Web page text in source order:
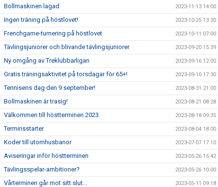
Bollmaskinen lagad 2023-11-13 14:00
Ingen träning på höstlovet! 2023-10-25 13:30
Frenchgame-turnering på höstlovet 2023-10-11 07:00
Tävlingsjuniorer och blivande tävlingsjuniorer 2023-09-20 15:39
Ny omgång av Treklubbarligan 2023-09-16 12:00
Gratis träningsaktivitet på torsdagar för 65+! 2023-09-10 17:30
Tennisens dag den 9 september! 2023-08-31 21:00
Bollmaskinen är trasig! 2023-08-21 08:28
Välkommen till höstterminen 2023 2023-08-18 09:35
Terminsstarter 2023-08-04 18:00
Koder till utomhusbanor 2023-07-07 17:10
Aviseringar inför höstterminen 2023-05-26 15:42
Tävlingsspelar-ambitioner? 2023-05-26 10:00
Vårterminen går mot sitt slut... 2023-05-11 09:18